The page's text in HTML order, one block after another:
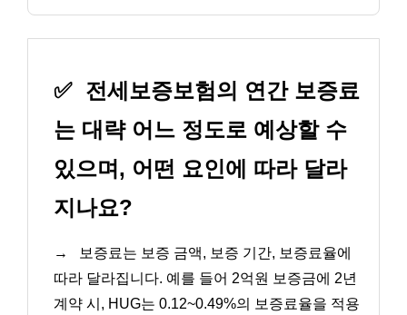
✅ 전세보증보험의 연간 보증료
는 대략 어느 정도로 예상할 수
있으며, 어떤 요인에 따라 달라
지나요?
→
보증료는 보증 금액, 보증 기간, 보증료율에
따라 달라집니다. 예를 들어 2억원 보증금에 2년
계약 시, HUG는 0.12~0.49%의 보증료율을 적용